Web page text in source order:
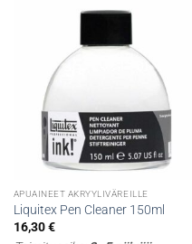
APUAINEET AKRYYLIVÄREILLE
Liquitex Pen Cleaner 150ml
16,30€